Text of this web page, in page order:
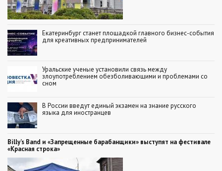
Екатеринбург станет площадкой главного бизнес-события
для креативных предпринимателей
Уральские ученые установили связь между
злоупотреблением обезболивающими и проблемами со
сном
В России введут единый экзамен на знание русского
языка для иностранцев
Billy’s Band и «Запрещенные барабанщики» выступят на фестивале
«Красная строка»